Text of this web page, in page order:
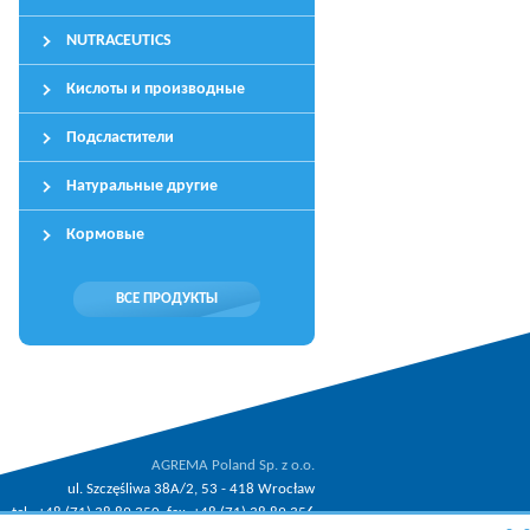
NUTRACEUTICS
Кислоты и производные
Подсластители
Натуральные другие
Кормовые
ВСЕ ПРОДУКТЫ
AGREMA Poland Sp. z o.o.
ul. Szczęśliwa 38A/2, 53 - 418 Wrocław
tel.: +48 (71) 38 89 350, fax: +48 (71) 38 89 356